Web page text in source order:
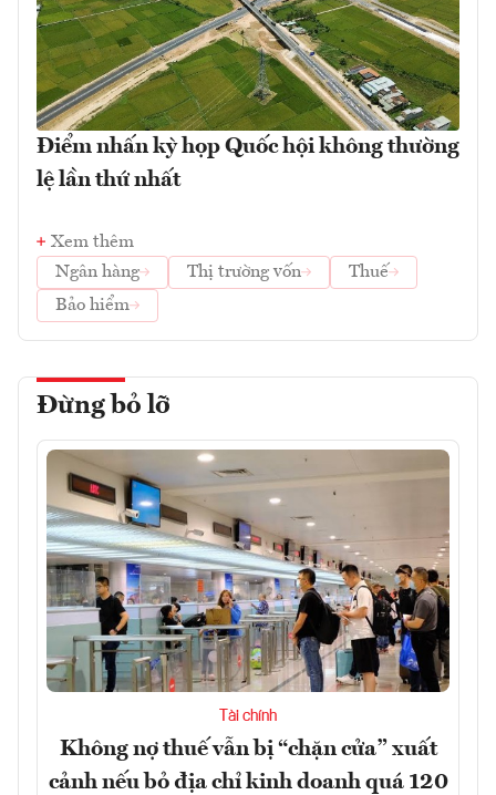
Điểm nhấn kỳ họp Quốc hội không thường
lệ lần thứ nhất
Xem thêm
Ngân hàng
Thị trường vốn
Thuế
Bảo hiểm
Đừng bỏ lỡ
Tài chính
Không nợ thuế vẫn bị “chặn cửa” xuất
cảnh nếu bỏ địa chỉ kinh doanh quá 120